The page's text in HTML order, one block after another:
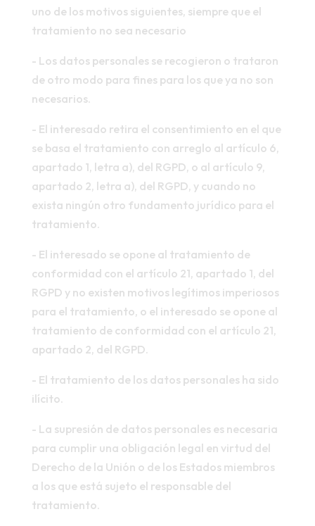
uno de los motivos siguientes, siempre que el
tratamiento no sea necesario
- Los datos personales se recogieron o trataron
de otro modo para fines para los que ya no son
necesarios.
- El interesado retira el consentimiento en el que
se basa el tratamiento con arreglo al artículo 6,
apartado 1, letra a), del RGPD, o al artículo 9,
apartado 2, letra a), del RGPD, y cuando no
exista ningún otro fundamento jurídico para el
tratamiento.
- El interesado se opone al tratamiento de
conformidad con el artículo 21, apartado 1, del
RGPD y no existen motivos legítimos imperiosos
para el tratamiento, o el interesado se opone al
tratamiento de conformidad con el artículo 21,
apartado 2, del RGPD.
- El tratamiento de los datos personales ha sido
ilícito.
- La supresión de datos personales es necesaria
para cumplir una obligación legal en virtud del
Derecho de la Unión o de los Estados miembros
a los que está sujeto el responsable del
tratamiento.